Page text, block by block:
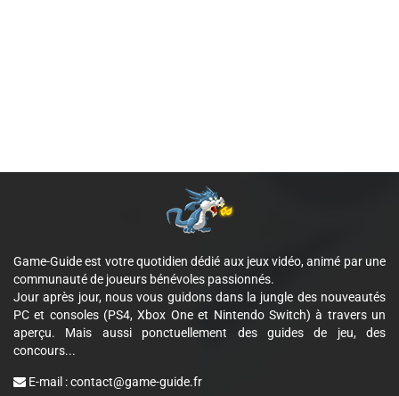
Game-Guide est votre quotidien dédié aux jeux vidéo, animé par une
communauté de joueurs bénévoles passionnés.
Jour après jour, nous vous guidons dans la jungle des nouveautés
PC et consoles (PS4, Xbox One et Nintendo Switch) à travers un
aperçu. Mais aussi ponctuellement des guides de jeu, des
concours...
E-mail :contact@game-guide.fr